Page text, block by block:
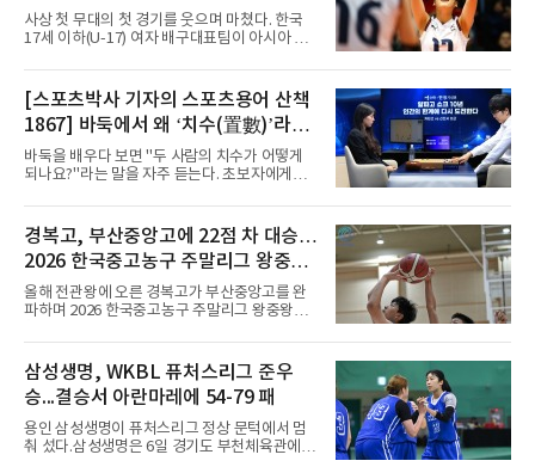
사상 첫 무대의 첫 경기를 웃으며 마쳤다. 한국
17세 이하(U-17) 여자 배구대표팀이 아시아 챔
전을 승리로 장식했다.이승여 감독이 이끄는 한
국은 7일(한국시간) 칠레 로스 안데스의 리세오
믹스토 체육관에서 열린 2026 국제배구연맹
(FIVB) U-17 여자 세계선수권대회 조별리그 D조
1차전에서 푸에르토리코를 3-1(25-10 25-23
19-25 26-24)로 이겼다.승리의 중심에는 '리틀
김연경'으로 불리는 아웃사이드 히터 손서연(선
다. 장수인이 11점, 최민주가 8점, 어민서가 7점
으로 힘을 보탰다.승점 3을 챙긴 한
[스포츠박사 기자의 스포츠용어 산책
1867] 바둑에서 왜 ‘치수(置數)’라고
말할까
바둑을 배우다 보면 "두 사람의 치수가 어떻게
되나요?"라는 말을 자주 듣는다. 초보자에게는
'둘 치(置)'와 '셀 수(數)'를 쓴다. '돌을 놓는 수'라
는 의미이다. 두 사람이 대등하게 승부할 수 있도
록 약한 쪽에게 미리 흑돌을 놓아주는 개수를 가
리킨다. 오늘날의 접바둑에서 말하는 '두 점', '세
점'이 바로 치수다. (본 코너 1844회 ‘왜 '접바
둑'이라 말할까’ 참조)일본어에서도 같은 한자를
사용한다. 일본에서는 ‘置き石(오키이시, 놓는
우)’라는 용례도 문헌에서 확인된다. 다만 현대
일본
경복고, 부산중앙고에 22점 차 대승…
2026 한국중고농구 주말리그 왕중왕
전 첫 승 신고
올해 전관왕에 오른 경복고가 부산중앙고를 완
파하며 2026 한국중고농구 주말리그 왕중왕전
해남 우슬체육관에서 열린 대회 남고부 예선리
그 H조 1차전에서 부산중앙고를 98-76으로 제
압했다. 박지오가 26점, 김호원이 22점, 정우진
이 19점을 올리는 등 삼각편대의 고른 활약이 승
리를 이끌었다.경복고는 경기 초반부터 박지오
와 김호원의 내·외곽포가 고르게 터지며 주도권
을 잡았다. 전반을 40-34로 앞선 경복고는 후반
삼성생명, WKBL 퓨처스리그 준우
승...결승서 아란마레에 54-79 패
용인 삼성생명이 퓨처스리그 정상 문턱에서 멈
춰 섰다.삼성생명은 6일 경기도 부천체육관에서